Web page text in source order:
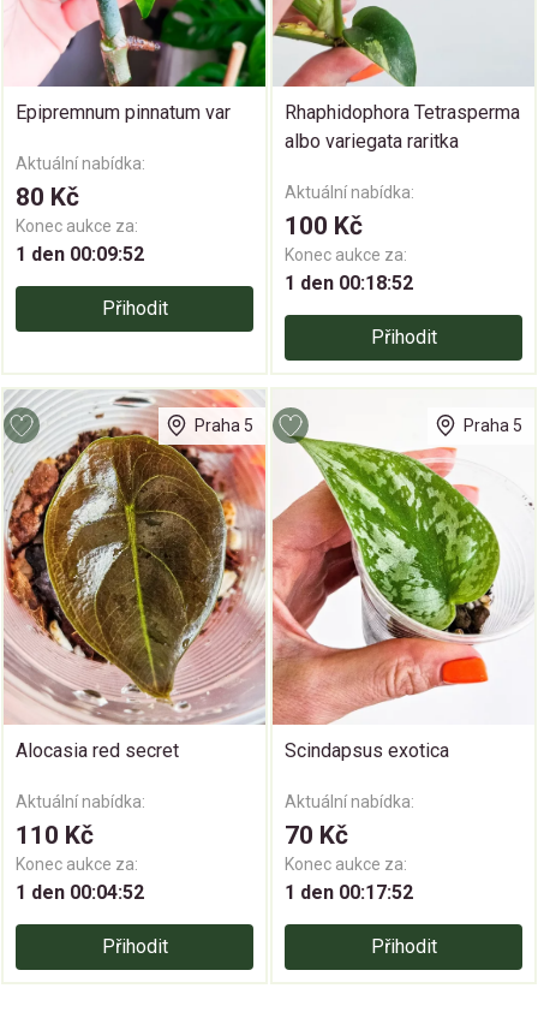
Epipremnum pinnatum var
Aktuální nabídka:
80 Kč
Konec aukce za:
1 den 00:09:52
Přihodit
Rhaphidophora Tetrasperma
albo variegata raritka
Aktuální nabídka:
100 Kč
Konec aukce za:
1 den 00:18:52
Přihodit
Praha 5
Alocasia red secret
Aktuální nabídka:
110 Kč
Konec aukce za:
1 den 00:04:52
Přihodit
Praha 5
Scindapsus exotica
Aktuální nabídka:
70 Kč
Konec aukce za:
1 den 00:17:52
Přihodit